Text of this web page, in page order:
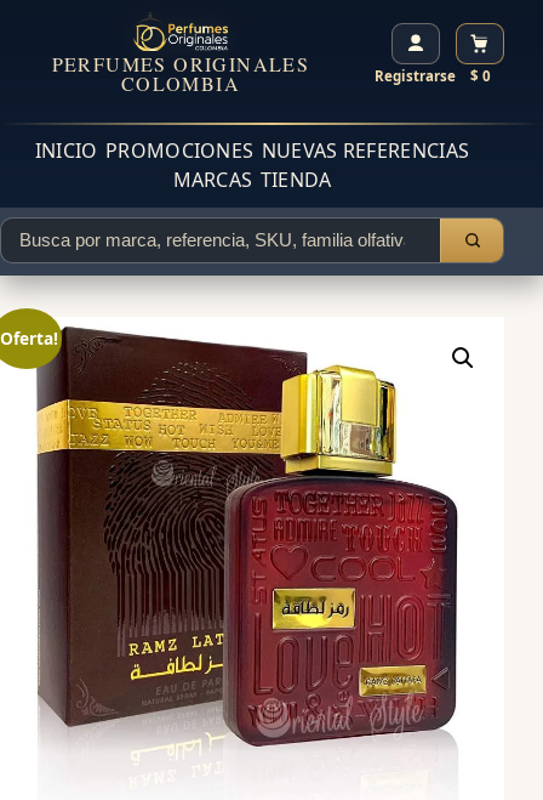
PERFUMES ORIGINALES
COLOMBIA Registrarse $ 0
INICIO PROMOCIONES NUEVAS REFERENCIAS
MARCAS TIENDA